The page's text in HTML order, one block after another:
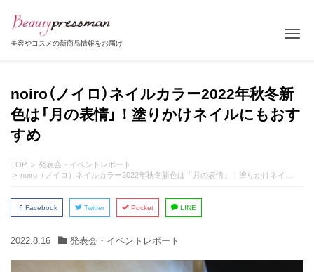
美容やコスメの新商品情報をお届け
noiro（ノイロ）ネイルカラー2022年秋冬新
色は「月の表情」！塗りかけネイルにもおす
すめ
TOP
発表会・イベントレポート
noiro（ノイロ）ネイルカラー2022年秋冬新色は「月の表情」！塗りかけネイルにもおすすめ
Facebook Twitter Pocket LINE
2022.8.16 発表会・イベントレポート